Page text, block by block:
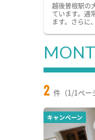
越後曽根駅の
ています。通
ます。さらに
2 件（1/1ペー
キャンペーン